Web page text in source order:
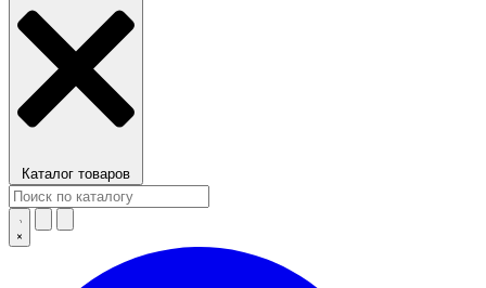
Каталог товаров